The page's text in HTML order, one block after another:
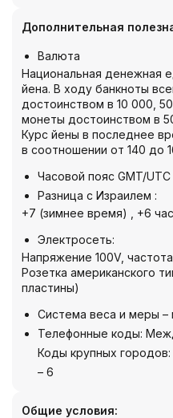
Дополнительная
Валюта
Национальная денежная
йена. В ходу банкноты
достоинством в 10 000,
монеты достоинством в
Курс йены в последнее
в соотношении от 140 до
Часовой пояс GMT/UTC
Разница с Израилем :
+7 (зимнее время) , +6
Электросеть:
Напряжение 100V,
Розетка американского
пластины)
Система веса и меры –
Телефонные коды:
Коды крупных
– 6
Общие условия: